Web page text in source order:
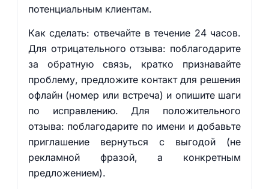
потенциальным клиентам.
Как сделать: отвечайте в течение 24 часов.
Для отрицательного отзыва: поблагодарите
за обратную связь, кратко признавайте
проблему, предложите контакт для решения
офлайн (номер или встреча) и опишите шаги
по исправлению. Для положительного
отзыва: поблагодарите по имени и добавьте
приглашение вернуться с выгодой (не
рекламной фразой, а конкретным
предложением).